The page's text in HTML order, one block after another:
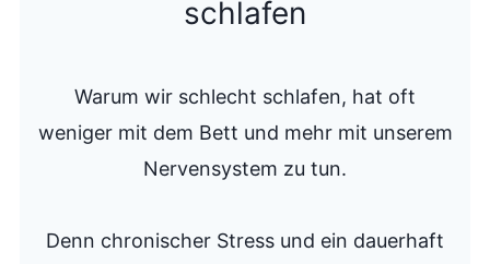
schlafen
Warum wir schlecht schlafen, hat oft
weniger mit dem Bett und mehr mit unserem
Nervensystem zu tun.
Denn chronischer Stress und ein dauerhaft